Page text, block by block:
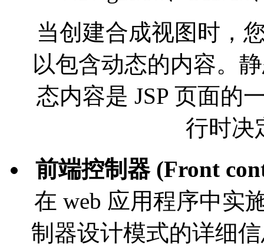
当创建合成视图时，
以包含动态的内容。
态内容是 JSP 页面的
行时决
前端控制器 (Front
在 web 应用程序中实
制器设计模式的详细